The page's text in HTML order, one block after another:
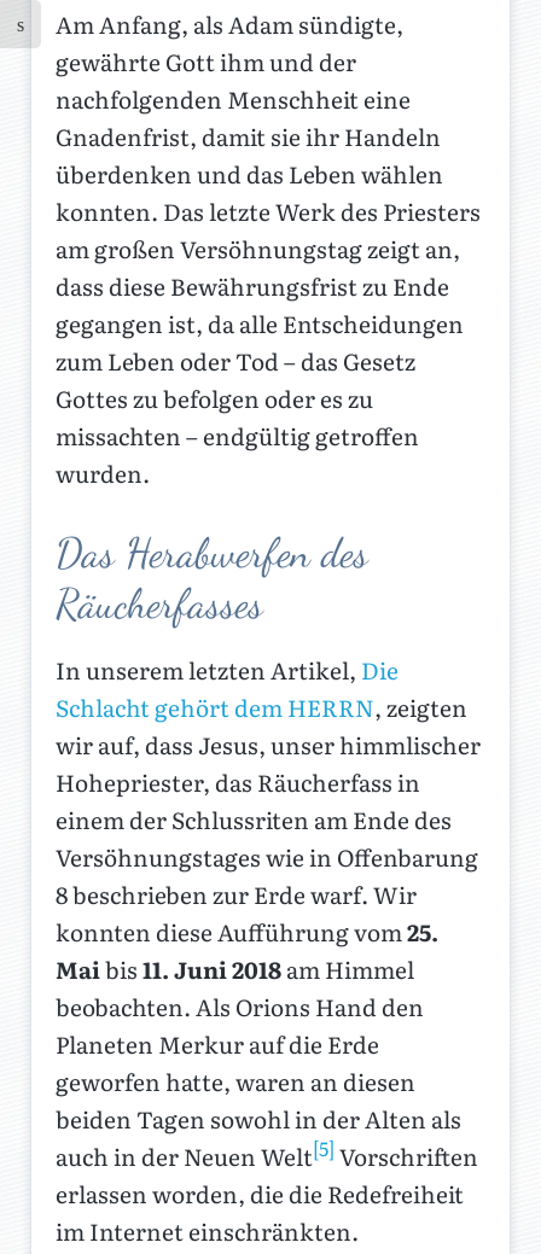
Am Anfang, als Adam sündigte,
gewährte Gott ihm und der
nachfolgenden Menschheit eine
Gnadenfrist, damit sie ihr Handeln
überdenken und das Leben wählen
konnten. Das letzte Werk des Priesters
am großen Versöhnungstag zeigt an,
dass diese Bewährungsfrist zu Ende
gegangen ist, da alle Entscheidungen
zum Leben oder Tod – das Gesetz
Gottes zu befolgen oder es zu
missachten – endgültig getroffen
wurden.
Das Herabwerfen des
Räucherfasses
In unserem letzten Artikel, Die
Schlacht gehört dem HERRN, zeigten
wir auf, dass Jesus, unser himmlischer
Hohepriester, das Räucherfass in
einem der Schlussriten am Ende des
Versöhnungstages wie in Offenbarung
8 beschrieben zur Erde warf. Wir
konnten diese Aufführung vom25.
Maibis11. Juni 2018am Himmel
beobachten. Als Orions Hand den
Planeten Merkur auf die Erde
geworfen hatte, waren an diesen
beiden Tagen sowohl in der Alten als
auch in der Neuen Welt[5] Vorschriften
erlassen worden, die die Redefreiheit
im Internet einschränkten.